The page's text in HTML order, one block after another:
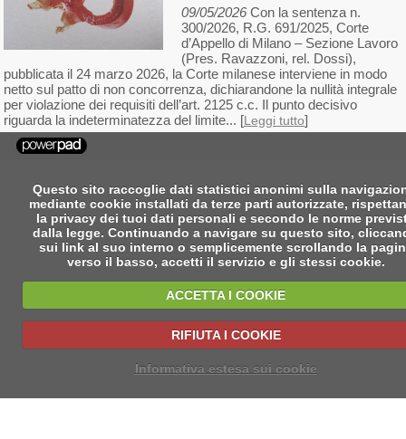
09/05/2026Con la sentenza n.
300/2026, R.G. 691/2025, Corte
d’Appello di Milano – Sezione Lavoro
(Pres. Ravazzoni, rel. Dossi),
pubblicata il 24 marzo 2026, la Corte milanese interviene in modo
netto sul patto di non concorrenza, dichiarandone la nullità integrale
per violazione dei requisiti dell’art. 2125 c.c. Il punto decisivo
riguarda la indeterminatezza del limite... [Leggi tutto]
Questo sito raccoglie dati statistici anonimi sulla
mediante cookie installati da terze parti autorizzate,
la privacy dei tuoi dati personali e secondo le norme
dalla legge. Continuando a navigare su questo sito,
sui link al suo interno o semplicemente scrollando la
verso il basso, accetti il servizio e gli stessi cookie.
ACCETTA I COOKIE
RIFIUTA I COOKIE
Informativa estesa sui cookie